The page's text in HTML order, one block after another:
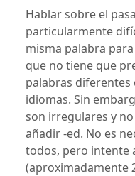
Hablar sobre el
particularmente
misma palabra
que no tiene que
palabras diferentes
idiomas. Sin
son irregulares y
añadir -ed. No es
todos, pero intente
(aproximadamente